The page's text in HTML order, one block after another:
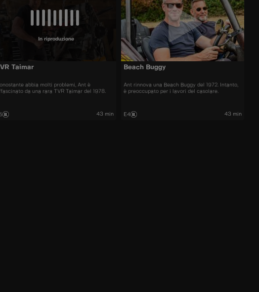
In riproduzione
Taimar
abbia molti problemi, Ant è
da una rara TVR Taimar del 1978.
43 min
Beach Buggy
Ant rinnova una Beach Buggy del 1972. Intanto,
è preoccupato per i lavori del casolare.
E4 43 min